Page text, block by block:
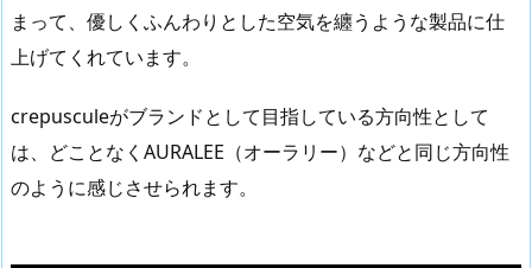
まって、優しくふんわりとした空気を纏うような製品に仕
上げてくれています。
crepusculeがブランドとして目指している方向性として
は、どことなくAURALEE（オーラリー）などと同じ方向性
のように感じさせられます。